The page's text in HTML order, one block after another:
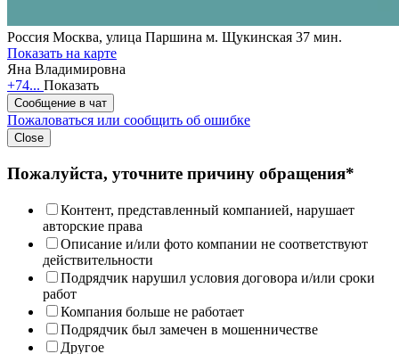
Россия Москва, улица Паршина м. Щукинская 37 мин.
Показать на карте
Яна Владимировна
+74... Показать
Сообщение в чат
Пожаловаться или сообщить об ошибке
Close
Пожалуйста, уточните причину обращения*
Контент, представленный компанией, нарушает
авторские права
Описание и/или фото компании не соответствуют
действительности
Подрядчик нарушил условия договора и/или сроки
работ
Компания больше не работает
Подрядчик был замечен в мошенничестве
Другое